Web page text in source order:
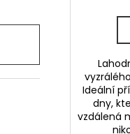
Ideální
dny,
vzdálená